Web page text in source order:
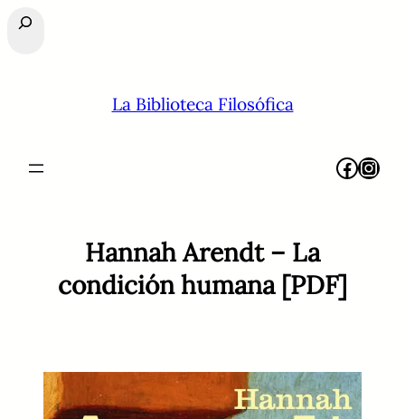
Buscar
La Biblioteca Filosófica
Facebook Instagram
Hannah Arendt – La
condición humana [PDF]